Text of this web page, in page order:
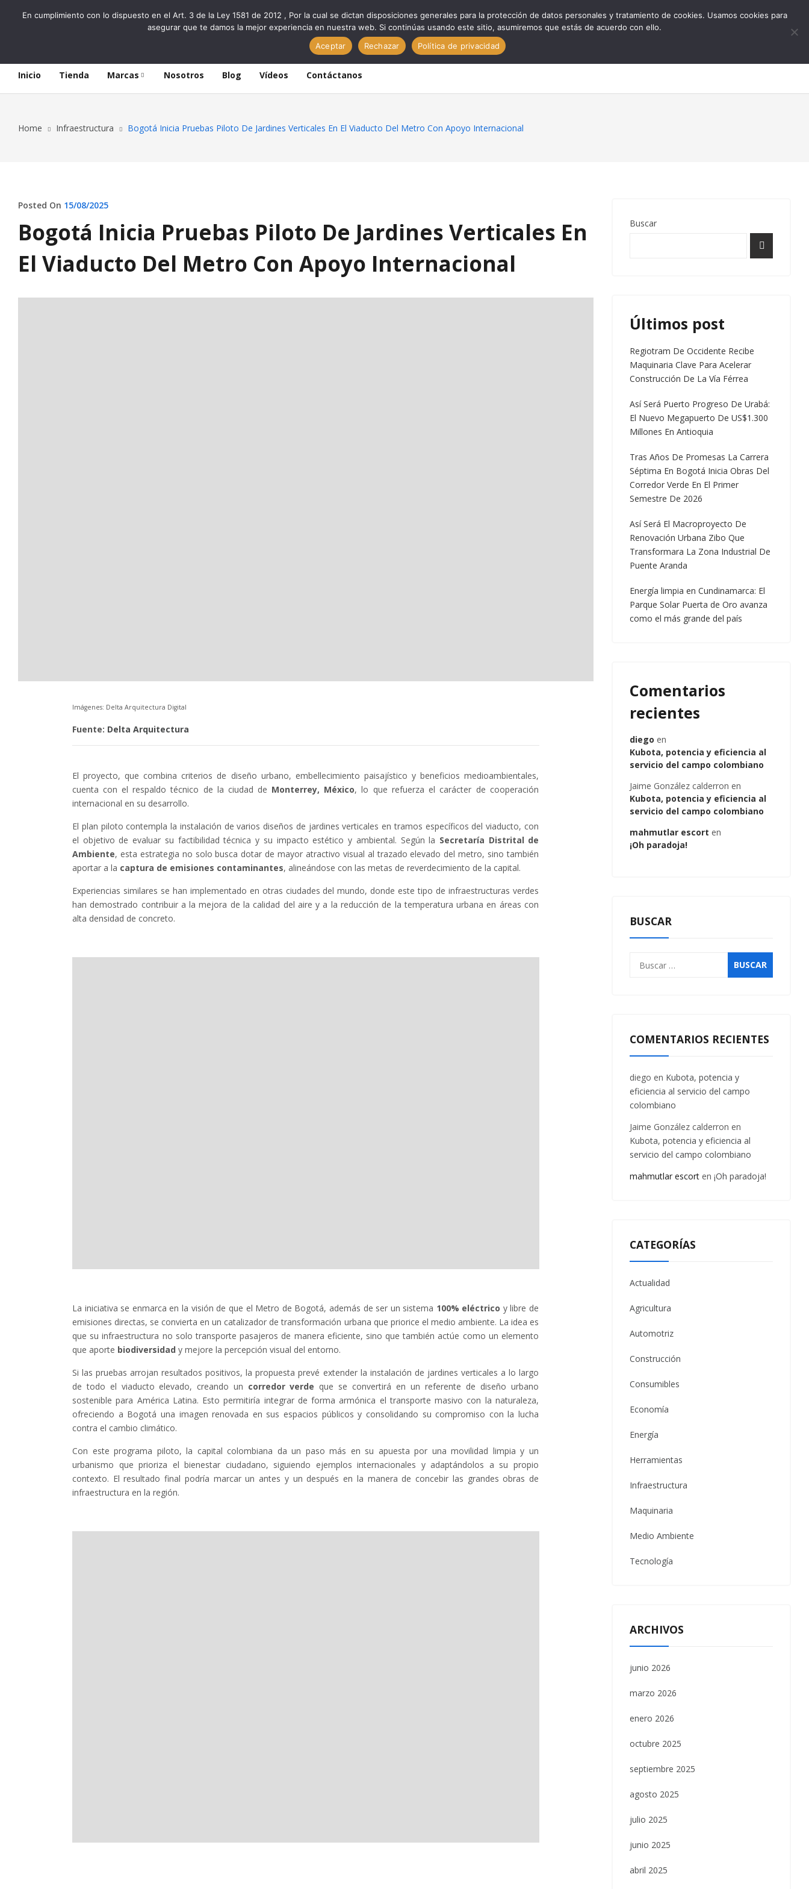
0
Inicio Tienda Marcas Nosotros Blog Vídeos Contáctanos
Home Infraestructura Bogotá Inicia Pruebas Piloto De Jardines Verticales En El Viaducto Del Metro Con Apoyo Internacional
Posted On 15/08/2025
Bogotá Inicia Pruebas Piloto De Jardines Verticales En
El Viaducto Del Metro Con Apoyo Internacional
Imágenes: Delta Arquitectura Digital
Fuente: Delta Arquitectura
El proyecto, que combina criterios de diseño urbano, embellecimiento paisajístico y beneficios medioambientales,
cuenta con el respaldo técnico de la ciudad de Monterrey, México, lo que refuerza el carácter de cooperación
internacional en su desarrollo.
El plan piloto contempla la instalación de varios diseños de jardines verticales en tramos específicos del viaducto, con
el objetivo de evaluar su factibilidad técnica y su impacto estético y ambiental. Según la Secretaría Distrital de
Ambiente, esta estrategia no solo busca dotar de mayor atractivo visual al trazado elevado del metro, sino también
aportar a la captura de emisiones contaminantes, alineándose con las metas de reverdecimiento de la capital.
Experiencias similares se han implementado en otras ciudades del mundo, donde este tipo de infraestructuras verdes
han demostrado contribuir a la mejora de la calidad del aire y a la reducción de la temperatura urbana en áreas con
alta densidad de concreto.
La iniciativa se enmarca en la visión de que el Metro de Bogotá, además de ser un sistema 100% eléctrico y libre de
emisiones directas, se convierta en un catalizador de transformación urbana que priorice el medio ambiente. La idea es
que su infraestructura no solo transporte pasajeros de manera eficiente, sino que también actúe como un elemento
que aporte biodiversidad y mejore la percepción visual del entorno.
Si las pruebas arrojan resultados positivos, la propuesta prevé extender la instalación de jardines verticales a lo largo
de todo el viaducto elevado, creando un corredor verde que se convertirá en un referente de diseño urbano
sostenible para América Latina. Esto permitiría integrar de forma armónica el transporte masivo con la naturaleza,
ofreciendo a Bogotá una imagen renovada en sus espacios públicos y consolidando su compromiso con la lucha
contra el cambio climático.
Con este programa piloto, la capital colombiana da un paso más en su apuesta por una movilidad limpia y un
urbanismo que prioriza el bienestar ciudadano, siguiendo ejemplos internacionales y adaptándolos a su propio
contexto. El resultado final podría marcar un antes y un después en la manera de concebir las grandes obras de
infraestructura en la región.
Buscar
Últimos post
Regiotram De Occidente Recibe
Maquinaria Clave Para Acelerar
Construcción De La Vía Férrea
Así Será Puerto Progreso De Urabá:
El Nuevo Megapuerto De US$1.300
Millones En Antioquia
Tras Años De Promesas La Carrera
Séptima En Bogotá Inicia Obras Del
Corredor Verde En El Primer
Semestre De 2026
Así Será El Macroproyecto De
Renovación Urbana Zibo Que
Transformara La Zona Industrial De
Puente Aranda
Energía limpia en Cundinamarca: El
Parque Solar Puerta de Oro avanza
como el más grande del país
Comentarios
recientes
diego en
Kubota, potencia y eficiencia al
servicio del campo colombiano
Jaime González calderron en
Kubota, potencia y eficiencia al
servicio del campo colombiano
mahmutlar escort en
¡Oh paradoja!
BUSCAR
COMENTARIOS RECIENTES
diego en Kubota, potencia y
eficiencia al servicio del campo
colombiano
Jaime González calderron en
Kubota, potencia y eficiencia al
servicio del campo colombiano
mahmutlar escorten ¡Oh paradoja!
CATEGORÍAS
Actualidad
Agricultura
Automotriz
Construcción
Consumibles
Economía
Energía
Herramientas
Infraestructura
Maquinaria
Medio Ambiente
Tecnología
ARCHIVOS
junio 2026
marzo 2026
enero 2026
octubre 2025
septiembre 2025
agosto 2025
julio 2025
junio 2025
abril 2025
En cumplimiento con lo dispuesto en el Art. 3 de la Ley 1581 de 2012 , Por la cual se dictan disposiciones generales para la protección de datos personales y tratamiento de cookies. Usamos cookies para
asegurar que te damos la mejor experiencia en nuestra web. Si continúas usando este sitio, asumiremos que estás de acuerdo con ello.
Aceptar
Rechazar Política de privacidad